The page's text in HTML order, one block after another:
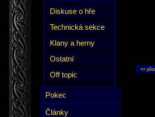
Diskuse o hře
Technická sekce
Klany a herny
Ostatní
Off topic
Pokec
Články